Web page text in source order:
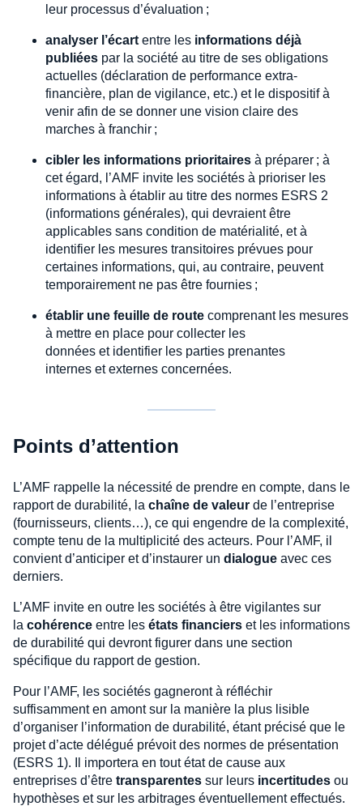
leur processus d’évaluation ;
analyser l’écart entre les informations déjà
publiées par la société au titre de ses obligations
actuelles (déclaration de performance extra-
financière, plan de vigilance, etc.) et le dispositif à
venir afin de se donner une vision claire des
marches à franchir ;
cibler les informations prioritaires à préparer ; à
cet égard, l’AMF invite les sociétés à prioriser les
informations à établir au titre des normes ESRS 2
(informations générales), qui devraient être
applicables sans condition de matérialité, et à
identifier les mesures transitoires prévues pour
certaines informations, qui, au contraire, peuvent
temporairement ne pas être fournies ;
établir une feuille de route comprenant les mesures
à mettre en place pour collecter les
données et identifier les parties prenantes
internes et externes concernées.
Points d’attention
L’AMF rappelle la nécessité de prendre en compte, dans le
rapport de durabilité, la chaîne de valeur de l’entreprise
(fournisseurs, clients…), ce qui engendre de la complexité,
compte tenu de la multiplicité des acteurs. Pour l’AMF, il
convient d’anticiper et d’instaurer un dialogue avec ces
derniers.
L’AMF invite en outre les sociétés à être vigilantes sur
la cohérence entre les états financiers et les informations
de durabilité qui devront figurer dans une section
spécifique du rapport de gestion.
Pour l’AMF, les sociétés gagneront à réfléchir
suffisamment en amont sur la manière la plus lisible
d’organiser l’information de durabilité, étant précisé que le
projet d’acte délégué prévoit des normes de présentation
(ESRS 1). Il importera en tout état de cause aux
entreprises d’être transparentes sur leurs incertitudes ou
hypothèses et sur les arbitrages éventuellement effectués.